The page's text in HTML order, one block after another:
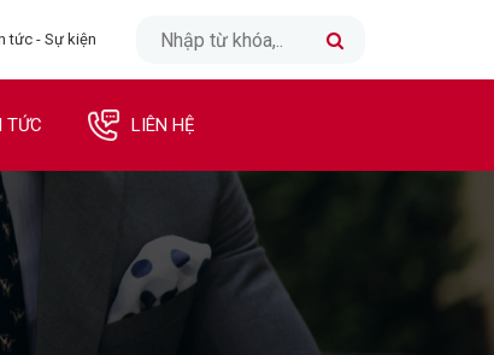
tức - Sự kiện
TỨC LIÊN HỆ
TRANG CHỦ
TRUYỀN HÌNH
DI ĐỘNG